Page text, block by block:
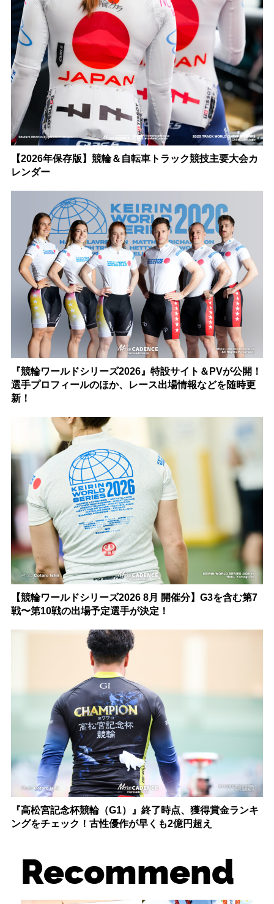
【2026年保存版】競輪＆自転車トラック競技主要大会カ
レンダー
『競輪ワールドシリーズ2026』特設サイト＆PVが公開！
選手プロフィールのほか、レース出場情報などを随時更
新！
【競輪ワールドシリーズ2026 8月 開催分】G3を含む第7
戦〜第10戦の出場予定選手が決定！
『高松宮記念杯競輪（G1）』終了時点、獲得賞金ランキ
ングをチェック！古性優作が早くも2億円超え
Recommend